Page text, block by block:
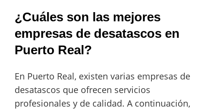
¿Cuáles son las mejores
empresas de desatascos en
Puerto Real?
En Puerto Real, existen varias empresas de
desatascos que ofrecen servicios
profesionales y de calidad. A continuación,